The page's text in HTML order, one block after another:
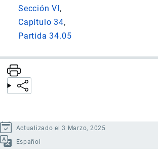
Sección VI
Capítulo 34
Partida 34.05
Actualizado el 3 Marzo, 2025
Español